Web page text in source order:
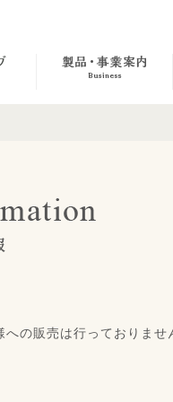
への販売は行っておりませ